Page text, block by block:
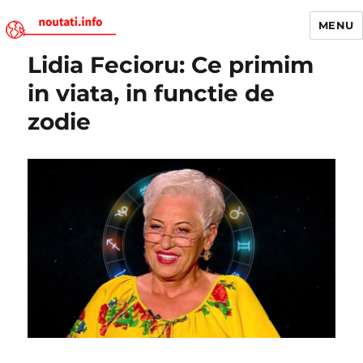
Noutati.Info
MENU
Lidia Fecioru: Ce primim
in viata, in functie de
zodie